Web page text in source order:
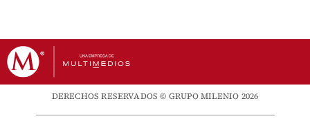
DERECHOS RESERVADOS © GRUPO MILENIO 2026